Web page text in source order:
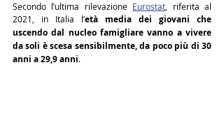
Secondo l’ultima rilevazione Eurostat , riferita al
2021, in Italia l’età media dei giovani che
uscendo dal nucleo famigliare vanno a vivere
da soli è scesa sensibilmente, da poco più di 30
anni a 29,9 anni.